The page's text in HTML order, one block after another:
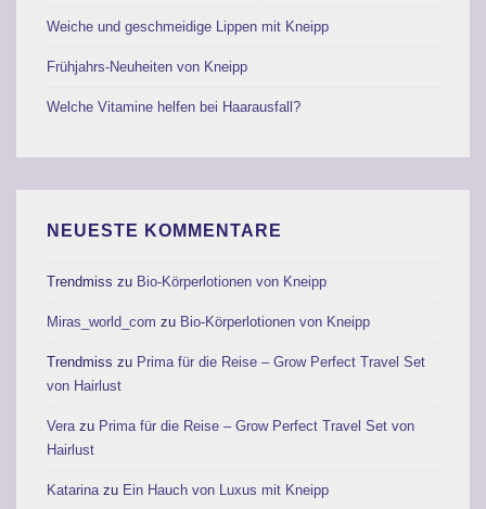
Weiche und geschmeidige Lippen mit Kneipp
Frühjahrs-Neuheiten von Kneipp
Welche Vitamine helfen bei Haarausfall?
NEUESTE KOMMENTARE
Trendmiss zu Bio-Körperlotionen von Kneipp
Miras_world_com zu Bio-Körperlotionen von Kneipp
Trendmiss zu Prima für die Reise – Grow Perfect Travel Set
von Hairlust
Verazu Prima für die Reise – Grow Perfect Travel Set von
Hairlust
Katarinazu Ein Hauch von Luxus mit Kneipp